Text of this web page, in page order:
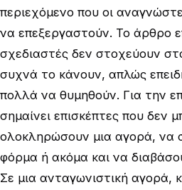
περιεχόμενο που οι
να επεξεργαστούν. Το άρθρο
σχεδιαστές δεν στοχεύουν
συχνά το κάνουν, απλώς
πολλά να θυμηθούν. Για την
σημαίνει επισκέπτες που δεν
ολοκληρώσουν μια αγορά, να
φόρμα ή ακόμα και να
Σε μια ανταγωνιστική αγορά,